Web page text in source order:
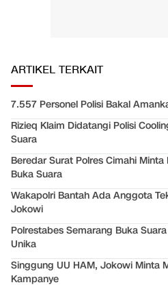
ARTIKEL TERKAIT
7.557 Personel Polisi Bakal
Rizieq Klaim Didatangi Polisi
Suara
Beredar Surat Polres Cimahi
Buka Suara
Wakapolri Bantah Ada Anggota
Jokowi
Polrestabes Semarang Buka
Unika
Singgung UU HAM, Jokowi Minta
Kampanye